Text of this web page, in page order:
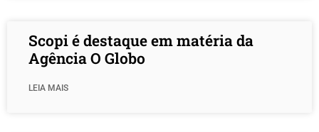
Scopi é destaque em matéria da
Agência O Globo
LEIA MAIS